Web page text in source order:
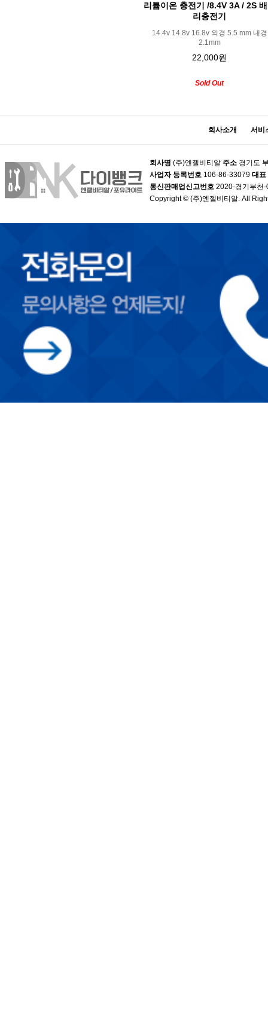
리튬이온 충전기 /8.4V 3A / 2S
리충전기
14.4v 14.8v 16.8v 외경 5.5 mm 내경
2.1mm
22,000원
Sold Out
회사소개 서비
회사명 (주)엔젤비티알 주소 경기도
사업자 등록번호 106-86-33079 대표
통신판매업신고번호 2020-경기부천
Copyright © (주)엔젤비티알. All